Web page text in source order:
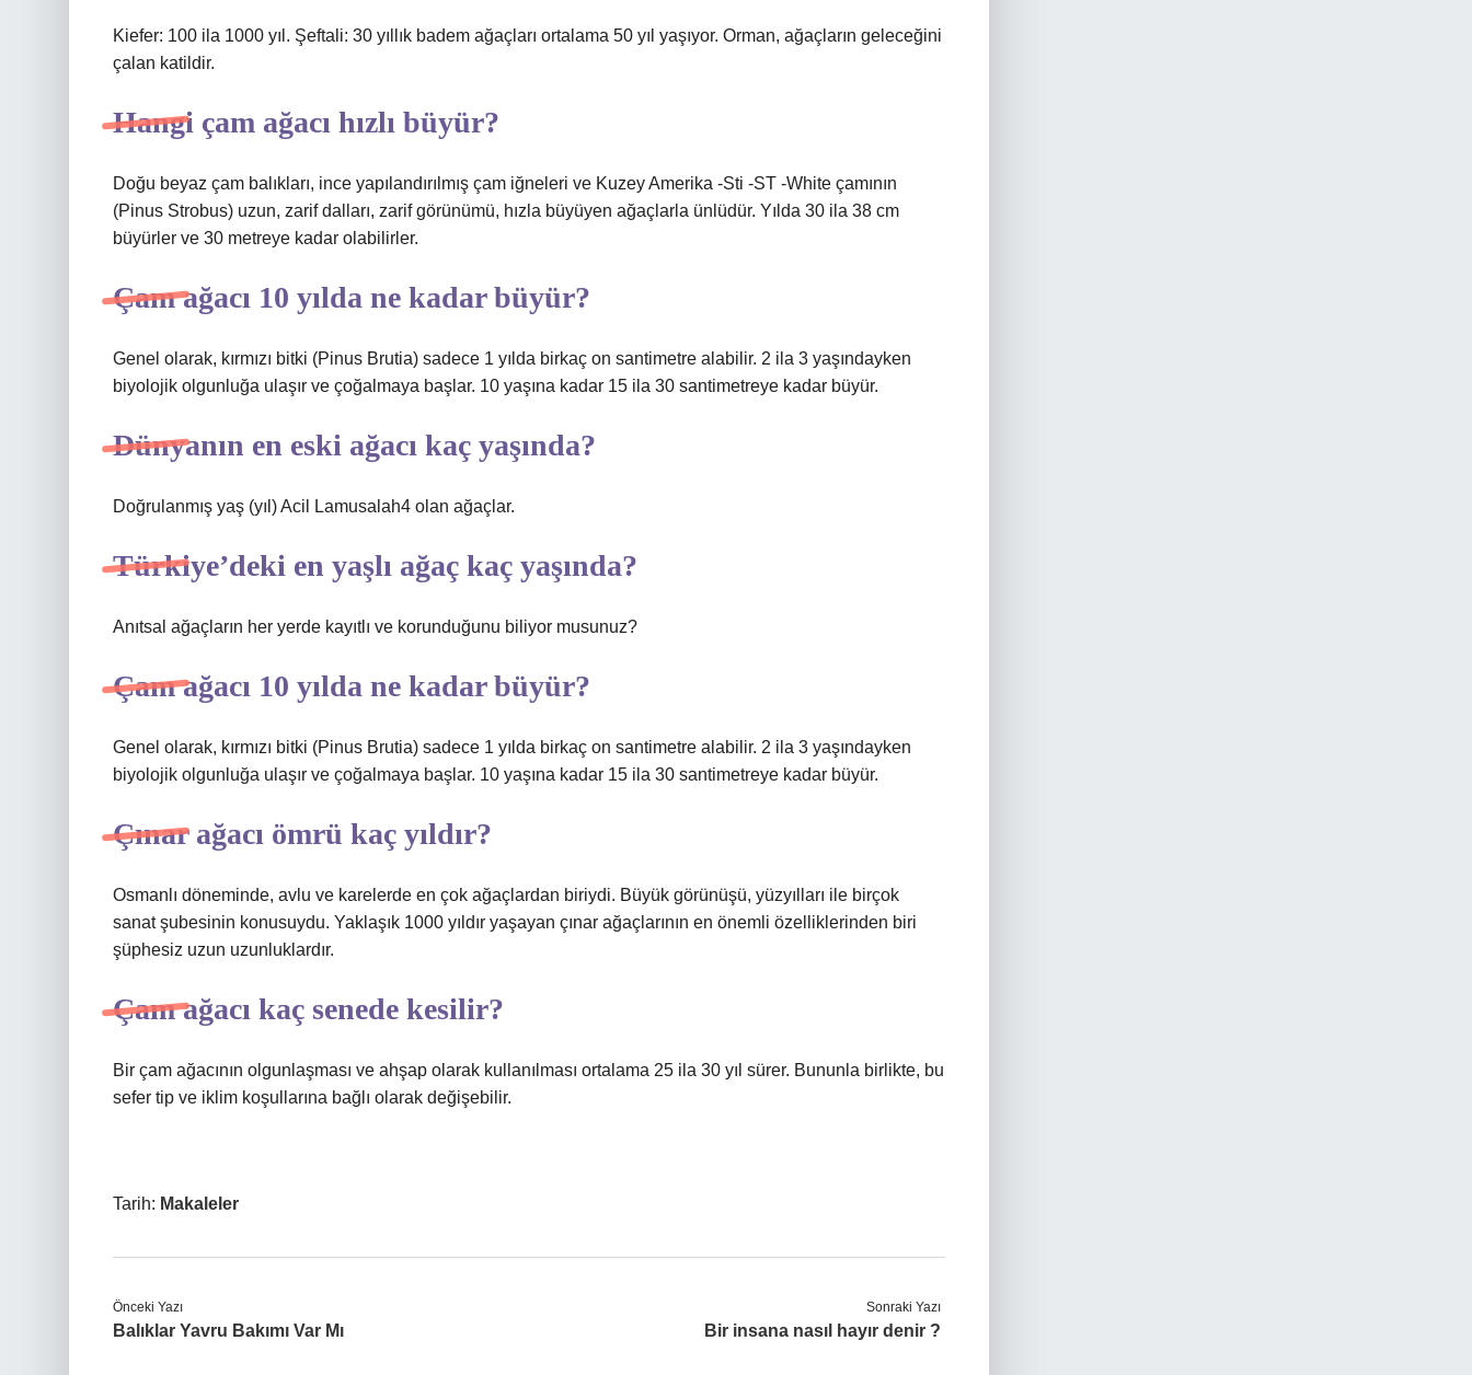
Kiefer: 100 ila 1000 yıl. Şeftali: 30 yıllık badem ağaçları ortalama 50 yıl yaşıyor. Orman, ağaçların geleceğini
çalan katildir.
Hangi çam ağacı hızlı büyür?
Doğu beyaz çam balıkları, ince yapılandırılmış çam iğneleri ve Kuzey Amerika -Sti -ST -White çamının
(Pinus Strobus) uzun, zarif dalları, zarif görünümü, hızla büyüyen ağaçlarla ünlüdür. Yılda 30 ila 38 cm
büyürler ve 30 metreye kadar olabilirler.
Çam ağacı 10 yılda ne kadar büyür?
Genel olarak, kırmızı bitki (Pinus Brutia) sadece 1 yılda birkaç on santimetre alabilir. 2 ila 3 yaşındayken
biyolojik olgunluğa ulaşır ve çoğalmaya başlar. 10 yaşına kadar 15 ila 30 santimetreye kadar büyür.
Dünyanın en eski ağacı kaç yaşında?
Doğrulanmış yaş (yıl) Acil Lamusalah4 olan ağaçlar.
Türkiye’deki en yaşlı ağaç kaç yaşında?
Anıtsal ağaçların her yerde kayıtlı ve korunduğunu biliyor musunuz?
Çam ağacı 10 yılda ne kadar büyür?
Genel olarak, kırmızı bitki (Pinus Brutia) sadece 1 yılda birkaç on santimetre alabilir. 2 ila 3 yaşındayken
biyolojik olgunluğa ulaşır ve çoğalmaya başlar. 10 yaşına kadar 15 ila 30 santimetreye kadar büyür.
Çınar ağacı ömrü kaç yıldır?
Osmanlı döneminde, avlu ve karelerde en çok ağaçlardan biriydi. Büyük görünüşü, yüzyılları ile birçok
sanat şubesinin konusuydu. Yaklaşık 1000 yıldır yaşayan çınar ağaçlarının en önemli özelliklerinden biri
şüphesiz uzun uzunluklardır.
Çam ağacı kaç senede kesilir?
Bir çam ağacının olgunlaşması ve ahşap olarak kullanılması ortalama 25 ila 30 yıl sürer. Bununla birlikte, bu
sefer tip ve iklim koşullarına bağlı olarak değişebilir.
Tarih: Makaleler
Önceki Yazı
Balıklar Yavru Bakımı Var Mı
Sonraki Yazı
Bir insana nasıl hayır denir ?